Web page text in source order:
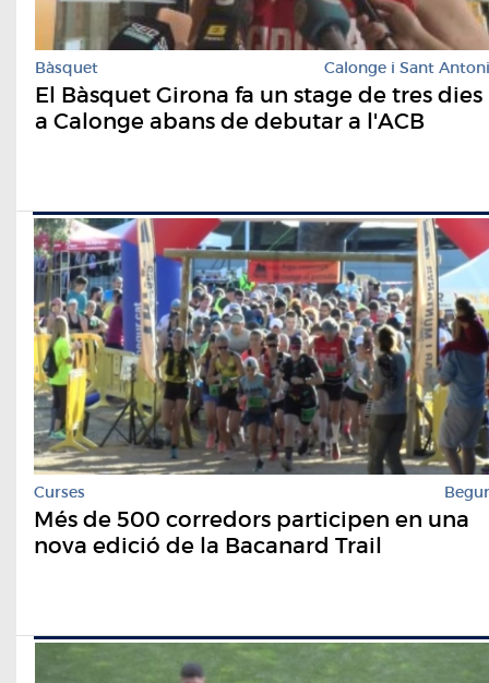
Bàsquet Calonge i Sant Antoni
El Bàsquet Girona fa un stage de tres dies
a Calonge abans de debutar a l'ACB
Curses Begur
Més de 500 corredors participen en una
nova edició de la Bacanard Trail